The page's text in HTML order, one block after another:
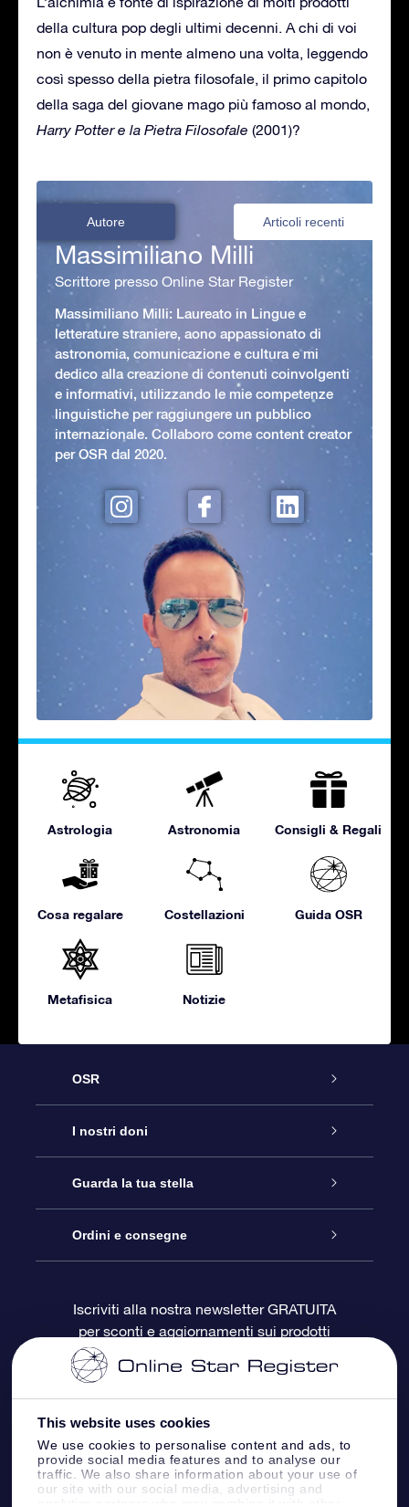
This website uses cookies
We use cookies to personalise content and ads, to
provide social media features and to analyse our
traffic. We also share information about your use of
our site with our social media, advertising and
della cultura pop degli ultimi decenni. A chi di voi
non è venuto in mente almeno una volta, leggendo
così spesso della pietra filosofale, il primo capitolo
della saga del giovane mago più famoso al mondo,
Harry Potter e la Pietra Filosofale (2001)?
Autore Articoli recenti
Massimiliano Milli
Scrittore presso Online Star Register
Massimiliano Milli: Laureato in Lingue e
letterature straniere, aono appassionato di
astronomia, comunicazione e cultura e mi
dedico alla creazione di contenuti coinvolgenti
e informativi, utilizzando le mie competenze
linguistiche per raggiungere un pubblico
internazionale. Collaboro come content creator
per OSR dal 2020.
Astrologia Astronomia Consigli & Regali
Cosa regalare Costellazioni Guida OSR
Metafisica Notizie
OSR
Assistenza
Contattaci
Blog
OSR Recensioni
I nostri doni
Online Star Gift
Pacchetto regalo OSR
Gift Card OSR
Doni aziendali
Guarda la tua stella
Registro stellare
Star Page personalizzata
One Million Stars
OSR Starsaver
App VR ‘Fly me to the stars’
Ordini e consegne
Informazioni di Pagamento
Politica di reso
Costellazioni
Iscriviti alla nostra newsletter GRATUITA
per sconti e aggiornamenti sui prodotti